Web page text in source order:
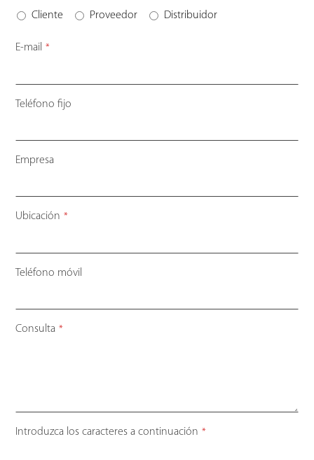
Cliente Proveedor Distribuidor
E-mail *
Teléfono fijo
Empresa
Ubicación *
Teléfono móvil
Business
Consulta *
Introduzca los caracteres a continuación *